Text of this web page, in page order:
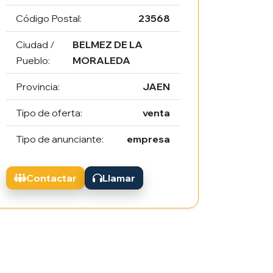
Código Postal: 23568
Ciudad /
Pueblo:
BELMEZ DE LA
MORALEDA
Provincia: JAEN
Tipo de oferta: venta
Tipo de anunciante: empresa
Contactar Llamar